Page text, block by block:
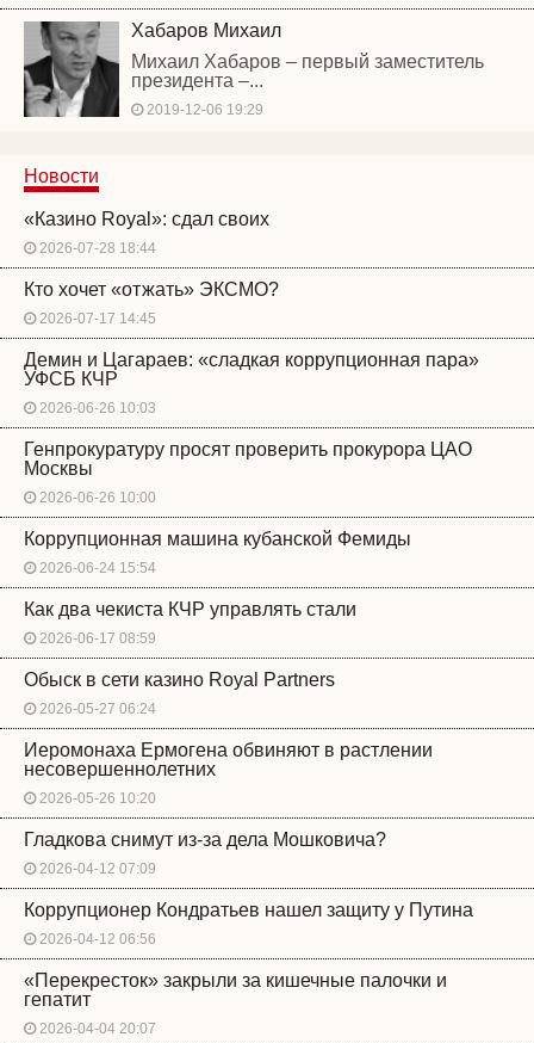
Хабаров Михаил
Михаил Хабаров – первый заместитель
президента –...
2019-12-06 19:29
Новости
«Казино Royal»: сдал своих
2026-07-28 18:44
Кто хочет «отжать» ЭКСМО?
2026-07-17 14:45
Демин и Цагараев: «сладкая коррупционная пара»
УФСБ КЧР
2026-06-26 10:03
Генпрокуратуру просят проверить прокурора ЦАО
Москвы
2026-06-26 10:00
Коррупционная машина кубанской Фемиды
2026-06-24 15:54
Как два чекиста КЧР управлять стали
2026-06-17 08:59
Обыск в сети казино Royal Partners
2026-05-27 06:24
Иеромонаха Ермогена обвиняют в растлении
несовершеннолетних
2026-05-26 10:20
Гладкова снимут из-за дела Мошковича?
2026-04-12 07:09
Коррупционер Кондратьев нашел защиту у Путина
2026-04-12 06:56
«Перекресток» закрыли за кишечные палочки и
гепатит
2026-04-04 20:07